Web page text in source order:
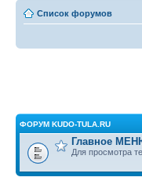
Список форумов
ФОРУМ KUDO-TULA.RU
Главное
Для просмотра